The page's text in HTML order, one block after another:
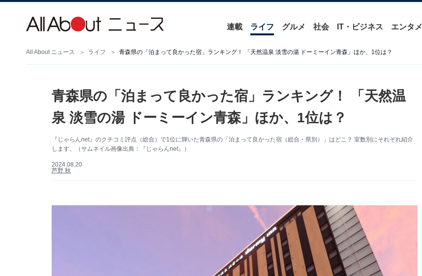
連載 ライフ グルメ 社会 IT・ビジネス エンタメ
All About ニュース ライフ 青森県の「泊まって良かった宿」ランキング！ 「天然温泉 淡雪の湯 ドーミーイン青森」ほか、1位は？
青森県の「泊まって良かった宿」ランキング！ 「天然温
泉 淡雪の湯 ドーミーイン青森」ほか、1位は？
『じゃらんnet』のクチコミ評点（総合）で1位に輝いた青森県の「泊まって良かった宿（総合・県別）」はどこ？ 室数別にそれぞれ紹介
します。（サムネイル画像出典：『じゃらんnet』）
2024.08.20
芦野 秋